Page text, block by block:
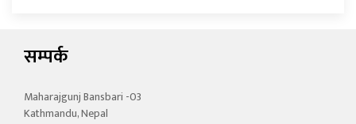
सम्पर्क
Maharajgunj Bansbari -03
Kathmandu, Nepal